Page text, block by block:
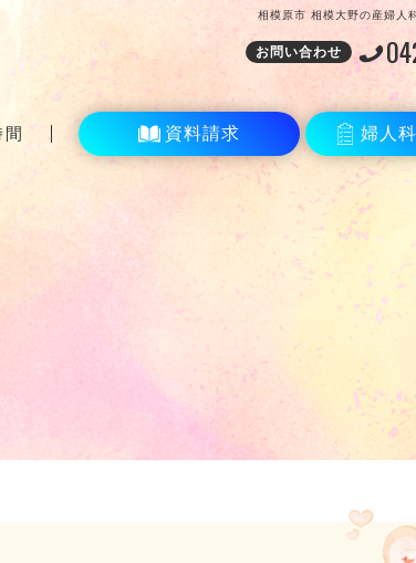
相模原市 相模大野の産婦人
お問い合わせ
資料請求 婦人